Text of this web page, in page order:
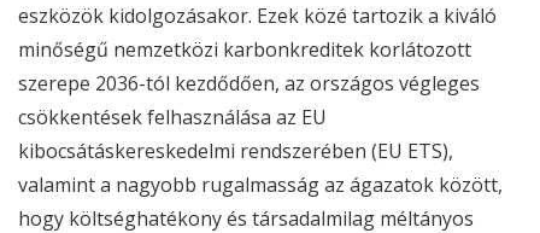
eszközök kidolgozásakor. Ezek közé tartozik a kiváló
minőségű nemzetközi karbonkreditek korlátozott
szerepe 2036-tól kezdődően, az országos végleges
csökkentések felhasználása az EU
kibocsátáskereskedelmi rendszerében (EU ETS),
valamint a nagyobb rugalmasság az ágazatok között,
hogy költséghatékony és társadalmilag méltányos